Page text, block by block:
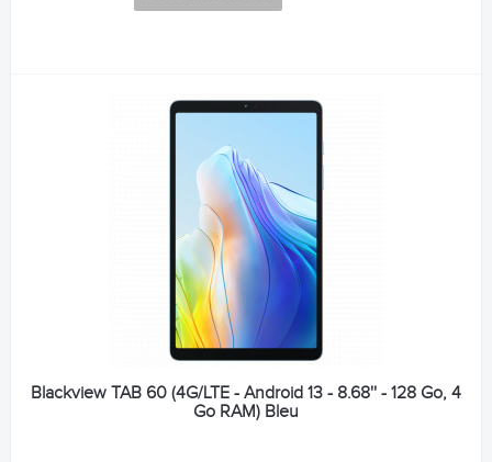
Blackview TAB 60 (4G/LTE - Android 13 - 8.68'' - 128 Go, 4
Go RAM) Bleu